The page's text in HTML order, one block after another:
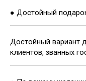
● Достойный
Достойный вариант
клиентов, званных